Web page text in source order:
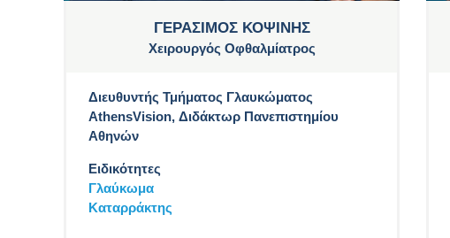
ΓΕΡΑΣΙΜΟΣ ΚΟΨΙΝΗΣ
Χειρουργός Οφθαλμίατρος
Διευθυντής Τμήματος Γλαυκώματος
AthensVision, Διδάκτωρ Πανεπιστημίου
Αθηνών
Ειδικότητες
Γλαύκωμα
Καταρράκτης